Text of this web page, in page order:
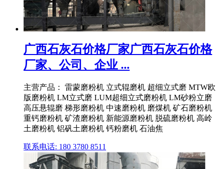
广西石灰石价格厂家广西石灰石价格
厂家、公司、企业 ...
主营产品： 雷蒙磨粉机 立式辊磨机 超细立式磨 MTW欧
版磨粉机 LM立式磨 LUM超细立式磨粉机 LM砂粉立磨
高压悬辊磨 梯形磨粉机 中速磨粉机 磨煤机 矿石磨粉机
重钙磨粉机 矿渣磨粉机 新能源磨粉机 脱硫磨粉机 高岭
土磨粉机 铝矾土磨粉机 钙粉磨机 石油焦
联系电话: 180 3780 8511